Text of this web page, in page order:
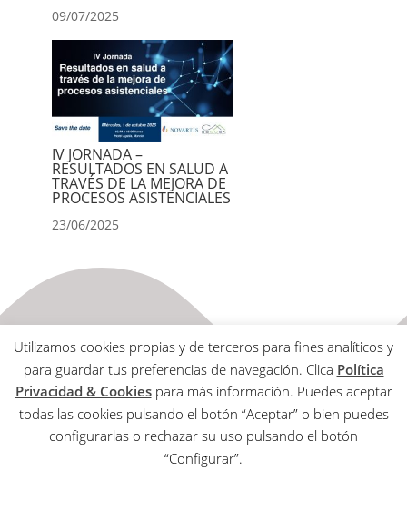
09/07/2025
IV JORNADA –
RESULTADOS EN SALUD A
TRAVÉS DE LA MEJORA DE
PROCESOS ASISTENCIALES
23/06/2025
Aviso Legal
Política de Privacidad & Cookies
Utilizamos cookies propias y de terceros para fines analíticos y
para guardar tus preferencias de navegación. Clica Política
Privacidad & Cookiespara más información. Puedes aceptar
todas las cookies pulsando el botón “Aceptar” o bien puedes
configurarlas o rechazar su uso pulsando el botón
“Configurar”.